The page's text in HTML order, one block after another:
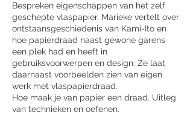
Bespreken eigenschappen van het zelf
geschepte vlaspapier. Marieke vertelt over
ontstaansgeschiedenis van Kami-Ito en
hoe papierdraad naast gewone garens
een plek had en heeft in
gebruiksvoorwerpen en design. Ze laat
daarnaast voorbeelden zien van eigen
werk met vlaspapierdraad.
Hoe maak je van papier een draad. Uitleg
van technieken en oefenen.